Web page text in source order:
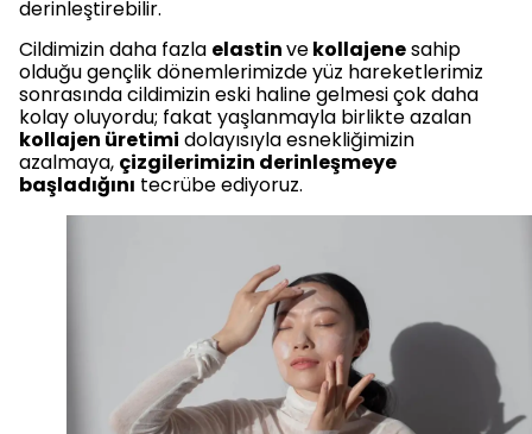
derinleştirebilir.
Cildimizin daha fazla elastinvekollajenesahip
olduğu gençlik dönemlerimizde yüz hareketlerimiz
sonrasında cildimizin eski haline gelmesi çok daha
kolay oluyordu; fakat yaşlanmayla birlikte azalan
kollajen üretimi dolayısıyla esnekliğimizin
azalmaya, çizgilerimizin derinleşmeye
başladığını tecrübe ediyoruz.